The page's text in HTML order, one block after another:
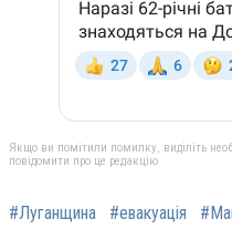
Якщо ви помітили помилку, виділіть
повідомити про це редакцію
#Луганщина #евакуація